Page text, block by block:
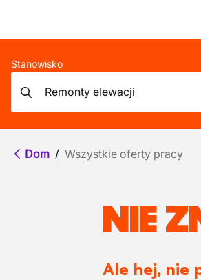
Stanowisko
Dom / Wszystkie oferty pracy
NIE
Ale hej, nie